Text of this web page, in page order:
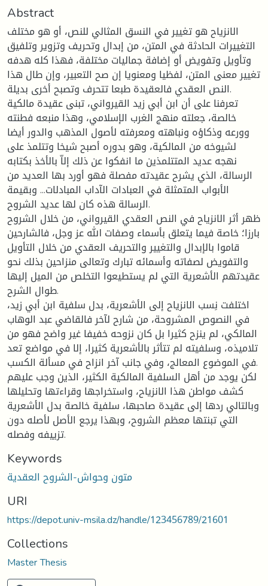
Abstract
الانزياح هو تغيير في النسق المثالي للنص، أو هو مختلف
التغييرات الحادثة في المتن، من إبدال وتحريف وتزوير وتلفيق
وتأويل وتفويض أو إضافة جماليات مختلفة، فهذا كله هدفه
تغيير معنى المتن، لفظيا ومعنويا إن صح التعبير، وإن طال هذا
النص العقدي فالعقيدة طبعا تتحرف وتصبح أخرى بديلة.
تعرفنا على أن ابن أبي زيد القيرواني، تبنى عقيدة مالكية
خالصة، جعلته منهج الغرب الإسلامي، وهذا منبعه فطنته
وورعه وذكاؤه ونباهته ومعرفته لأصول المذهب والدور أيضا
لشيوخه من المالكية، وهو بدوره أصبح شيخا وتتلمذ على
نهجه عديد المتتلمذين ما انفكوا عن ذلك إلاّ بالأخذ بكتابه
الرسالة، الذي يشرح عقيدته مفصلة فهو أورد بها العديد من
الأبواب المتمثلة في العبادات الآداب المبادلات... وبقيمة
الرسالة هذه كان لها عديد الشروح.
ظهر أثر الانزياح في النص العقدي القيرواني، من خلال الشروح
بارزا؛ خاصة فيما يتعلق بأسماء وصفات الله عز وجل، فالشارحين
قاموا بالإبدال والتغيير والتحريف العقدي من خلال التأويل
والتفويض لصفاته وأسمائه تبارك وتعالى منزاحين بذلك نحو
عقيدتهم الأشعرية التي لم يستطيعوا التخلص من الميل إليها
طوال الشرح.
اختلفت نِسب الانزياح إلى الأشعرية، بدل سلفية ابن أبي زيد،
في النصوص المشروحة، من شارح لآخر فالقاضي عبد الوهاب
المالكي، لم ينزح كثيرا بل كان نزوحه خفيفا غير واضح فهو من
تلاميذه، وسلفيته لم تتأثر بالأشعرية كثيرا، إلا في مواضع تعد
في الموضوع المعالج، وفي جانب آخر انزاح في مسألة الكسب.
لكن يوجد من أهل السلفية المالكية الكثير، الذين وجب عليهم
كشف مواطن هذا الانزياح، واستخراجها وقراءتها وتحليلها
وبالتالي ردها إلى عقيدة صاحبها، سلفية خالصة بدل الأشعرية
التي تبنتها معظم الشروح، وبهذا يرجع الأصل لأصله دون
تزييفه وفصله.
Keywords
متون وحواش-الشروح العقدية
URI
https://depot.univ-msila.dz/handle/123456789/21601
Collections
Master Thesis